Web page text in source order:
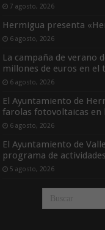
7 agosto, 2026
Hermigua presenta
6 agosto, 2026
La campaña de verano
millones de euros en el
6 agosto, 2026
El Ayuntamiento de
farolas fotovoltaicas en
6 agosto, 2026
El Ayuntamiento de
programa de
5 agosto, 2026